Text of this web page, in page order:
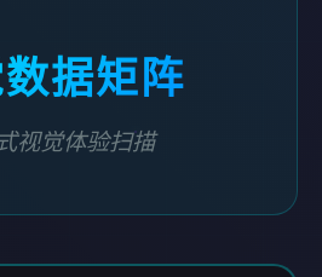
据矩阵
视觉体验扫描